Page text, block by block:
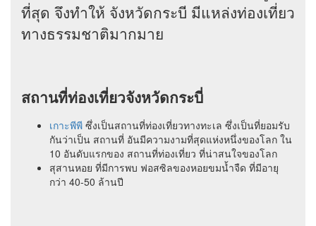
ที่สุด จึงทำให้ จังหวัดกระบี มีแหล่งท่องเที่ยว
ทางธรรมชาติมากมาย
สถานที่ท่องเที่ยวจังหวัดกระบี่
เกาะพีพี ซึ่งเป็นสถานที่ท่องเที่ยวทางทะเล ซึ่งเป็นที่ยอมรับ
กันว่าเป็น สถานที่ อันมีความงามที่สุดแห่งหนึ่งของโลก ใน
10 อันดับแรกของ สถานที่ท่องเที่ยว ที่น่าสนใจของโลก
สุสานหอย ที่มีการพบ ฟอสซิลของหอยขมน้ำจืด ที่มีอายุ
กว่า 40-50 ล้านปี